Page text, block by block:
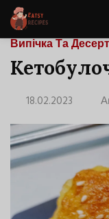
Випічка Та
18.02.2023